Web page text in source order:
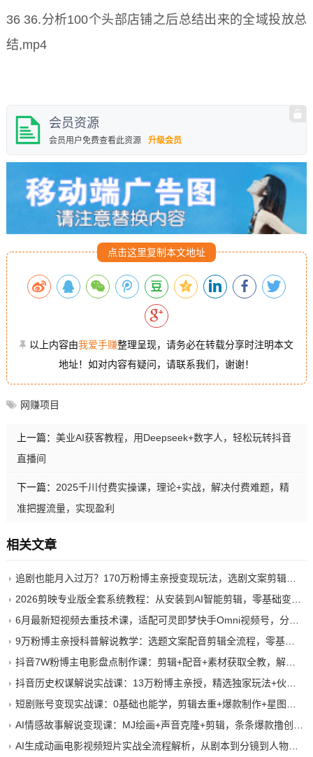
36 36.分析100个头部店铺之后总结出来的全域投放总
结,mp4
会员资源
会员用户免费查看此资源 升级会员
点击这里复制本文地址
以上内容由我爱手赚整理呈现，请务必在转载分享时注明本文
地址！如对内容有疑问，请联系我们，谢谢！
网赚项目
上一篇： 美业AI获客教程，用Deepseek+数字人，轻松玩转抖音
直播间
下一篇： 2025千川付费实操课，理论+实战，解决付费难题，精
准把握流量，实现盈利
相关文章
追剧也能月入过万？170万粉博主亲授变现玩法，选剧文案剪辑一条龙，零基础也能做
2026剪映专业版全套系统教程：从安装到AI智能剪辑，零基础变剪辑高手，效率翻倍
6月最新短视频去重技术课，适配可灵即梦快手Omni视频号，分镜底层重构规避平台查重
9万粉博主亲授科普解说教学：选题文案配音剪辑全流程，零基础吃透伙伴计划+精选双份收益
抖音7W粉博主电影盘点制作课：剪辑+配音+素材获取全教，解锁伙伴计划+商单收徒收益
抖音历史权谋解说实战课：13万粉博主亲授，精选独家玩法+伙伴计划开通，轻松副业变现
短剧账号变现实战课：0基础也能学，剪辑去重+爆款制作+星图接单，2026流量风口
AI情感故事解说变现课：MJ绘画+声音克隆+剪辑，条条爆款撸创作伙伴计划收益
AI生成动画电影视频短片实战全流程解析，从剧本到分镜到人物一致性等手把手教你